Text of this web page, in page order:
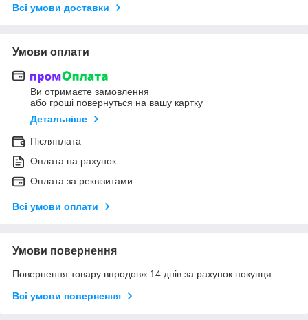
Всі умови доставки
Умови оплати
Ви отримаєте замовлення
або гроші повернуться на вашу картку
Детальніше
Післяплата
Оплата на рахунок
Оплата за реквізитами
Всі умови оплати
Умови повернення
Повернення товару впродовж 14 днів за рахунок покупця
Всі умови повернення